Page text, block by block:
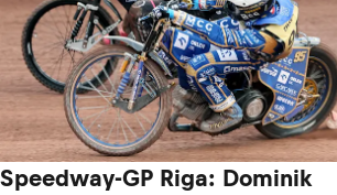
Speedway-GP Riga: Dominik